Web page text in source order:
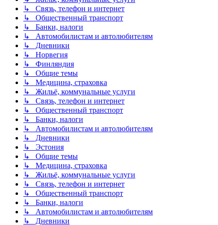
↳ Связь, телефон и интернет
↳ Общественный транспорт
↳ Банки, налоги
↳ Автомобилистам и автолюбителям
↳ Дневники
↳ Норвегия
↳ Финляндия
↳ Общие темы
↳ Медицина, страховка
↳ Жильё, коммунальные услуги
↳ Связь, телефон и интернет
↳ Общественный транспорт
↳ Банки, налоги
↳ Автомобилистам и автолюбителям
↳ Дневники
↳ Эстония
↳ Общие темы
↳ Медицина, страховка
↳ Жильё, коммунальные услуги
↳ Связь, телефон и интернет
↳ Общественный транспорт
↳ Банки, налоги
↳ Автомобилистам и автолюбителям
↳ Дневники